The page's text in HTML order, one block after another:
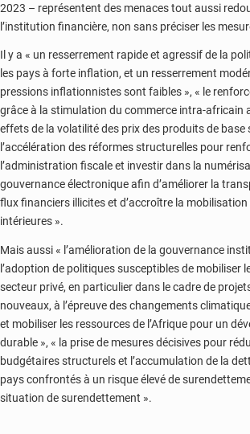
2023 – représentent des menaces tout aussi
l’institution financière, non sans préciser les
Il y a « un resserrement rapide et agressif de la
les pays à forte inflation, et un resserrement
pressions inflationnistes sont faibles », « le
grâce à la stimulation du commerce intra-africain
effets de la volatilité des prix des produits de base
l’accélération des réformes structurelles pour
l’administration fiscale et investir dans la
gouvernance électronique afin d’améliorer la
flux financiers illicites et d’accroître la
intérieures ».
Mais aussi « l’amélioration de la gouvernance
l’adoption de politiques susceptibles de mobiliser
secteur privé, en particulier dans le cadre de
nouveaux, à l’épreuve des changements
et mobiliser les ressources de l’Afrique pour un
durable », « la prise de mesures décisives pour
budgétaires structurels et l’accumulation de la
pays confrontés à un risque élevé de
situation de surendettement ».